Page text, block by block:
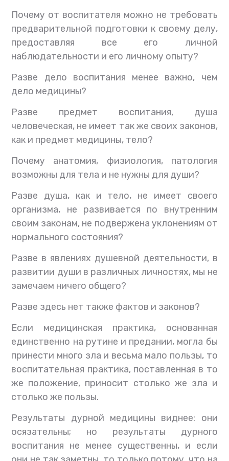
Почему от воспитателя можно не требовать
предварительной подготовки к своему делу,
предоставляя все его личной
наблюдательности и его личному опыту?
Разве дело воспитания менее важно, чем
дело медицины?
Разве предмет воспитания, душа
человеческая, не имеет так же своих законов,
как и предмет медицины, тело?
Почему анатомия, физиология, патология
возможны для тела и не нужны для души?
Разве душа, как и тело, не имеет своего
организма, не развивается по внутренним
своим законам, не подвержена уклонениям от
нормального состояния?
Разве в явлениях душевной деятельности, в
развитии души в различных личностях, мы не
замечаем ничего общего?
Разве здесь нет также фактов и законов?
Если медицинская практика, основанная
единственно на рутине и предании, могла бы
принести много зла и весьма мало пользы, то
воспитательная практика, поставленная в то
же положение, приносит столько же зла и
столько же пользы.
Результаты дурной медицины виднее: они
осязательны; но результаты дурного
воспитания не менее существенны, и если